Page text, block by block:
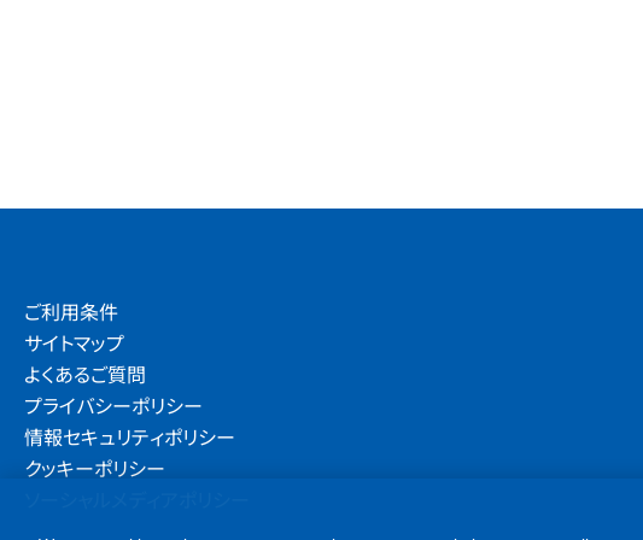
ご利用条件
サイトマップ
よくあるご質問
プライバシーポリシー
情報セキュリティポリシー
クッキーポリシー